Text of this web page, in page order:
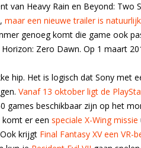
van Heavy Rain en Beyond: Two
maar een nieuwe trailer is
genoeg komt die game ook
Zero Dawn. Op 1 maart
hip. Het is logisch dat Sony met
Vanaf 13 oktober ligt de
games beschikbaar zijn op het
er een speciale X-Wing missie
krijgt Final Fantasy XV een VR-